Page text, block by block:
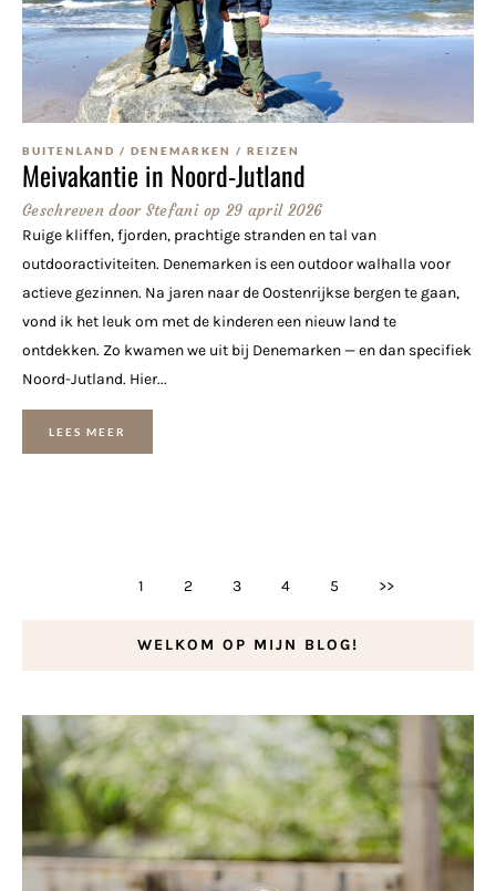
BUITENLAND / DENEMARKEN / REIZEN
Meivakantie in Noord-Jutland
Geschreven doorStefani op 29 april 2026
Ruige kliffen, fjorden, prachtige stranden en tal van
outdooractiviteiten. Denemarken is een outdoor walhalla voor
actieve gezinnen. Na jaren naar de Oostenrijkse bergen te gaan,
vond ik het leuk om met de kinderen een nieuw land te
ontdekken. Zo kwamen we uit bij Denemarken — en dan specifiek
Noord-Jutland. Hier...
LEES MEER
1 2 3 4 5 >>
WELKOM OP MIJN BLOG!